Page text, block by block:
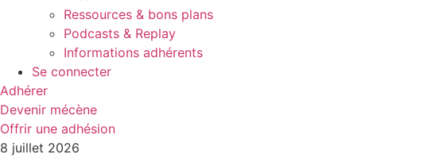
Ressources & bons plans
Podcasts & Replay
Informations adhérents
Se connecter
Adhérer
Devenir mécène
Offrir une adhésion
8 juillet 2026